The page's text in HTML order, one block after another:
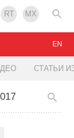
RT MX
СТАТЬИ
EN